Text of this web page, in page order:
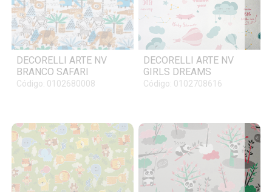
DECORELLI ARTE NV
BRANCO SAFARI
Código: 0102680008
DECORELLI ARTE NV
GIRLS DREAMS
Código: 0102708616